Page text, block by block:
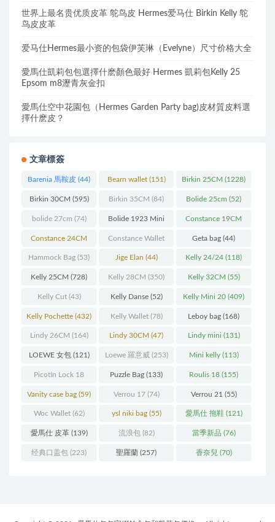
世界上最名贵优质皮革 鸵鸟皮 Hermes爱马仕 Birkin Kelly 鸵
鸟皮皮革
爱马仕Hermes最小资的包袋伊芙琳（Evelyne）尺寸价格大全
愛馬仕凱莉包包選擇什麽顏色最好 Hermes 凱莉包Kelly 25
Epsom m8瀝青灰金扣
愛馬仕空中花園包（Hermes Garden Party bag)皮材質皮料選
擇什麽皮？
文章標簽
Barenia 馬鞍皮 (44) Bearn wallet(151) Birkin 25CM (1228)
Birkin 30CM (595) Birkin 35CM (84) Bolide 25cm (52)
bolide 27cm (74) Bolide 1923 Mini
(93)
Constance 19CM
(571)
Constance 24CM
(216)
Constance Wallet
(60)
Geta bag (44)
Hammock Bag (53) Jige Elan (44) Kelly 24/24 (118)
Kelly 25CM (728) Kelly 28CM (350) Kelly 32CM (55)
Kelly Cut(43) Kelly Danse(52) Kelly Mini 20 (409)
Kelly Pochette (432) Kelly Wallet(78) Leboy bag (168)
Lindy 26CM (164) Lindy 30CM (47) Lindy mini (131)
LOEWE 女包(121) Loewe 羅意威(253) Mini kelly(113)
Picotin Lock 18
(202)
Puzzle Bag (133) Roulis 18 (155)
Vanity case bag (59) Verrou 17(74) Verrou 21 (55)
Woc Wallet(62) ysl niki bag(55) 愛馬仕 拖鞋(121)
愛馬仕 皮革(139) 流浪包(82) 當季新品 (76)
经典口盖包 (223) 聖羅蘭 (257) 香奈兒 (70)